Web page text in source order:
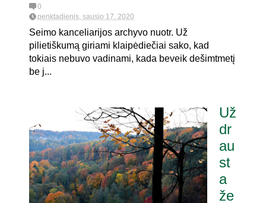
0
penktadienis, sausio 17, 2020
Seimo kanceliarijos archyvo nuotr. Už
pilietiškumą giriami klaipėdiečiai sako, kad
tokiais nebuvo vadinami, kada beveik dešimtmetį
be j...
Už
dr
au
st
a
že